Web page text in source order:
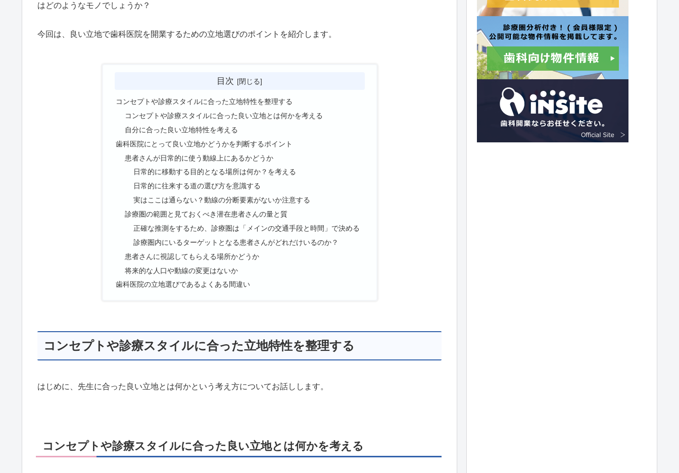
はどのようなモノでしょうか？
今回は、良い立地で歯科医院を開業するための立地選びのポイントを紹介します。
目次
コンセプトや診療スタイルに合った立地特性を整理する
コンセプトや診療スタイルに合った良い立地とは何かを考える
自分に合った良い立地特性を考える
歯科医院にとって良い立地かどうかを判断するポイント
患者さんが日常的に使う動線上にあるかどうか
日常的に移動する目的となる場所は何か？を考える
日常的に往来する道の選び方を意識する
実はここは通らない？動線の分断要素がないか注意する
診療圏の範囲と見ておくべき潜在患者さんの量と質
正確な推測をするため、診療圏は「メインの交通手段と時間」で決める
診療圏内にいるターゲットとなる患者さんがどれだけいるのか？
患者さんに視認してもらえる場所かどうか
将来的な人口や動線の変更はないか
歯科医院の立地選びであるよくある間違い
コンセプトや診療スタイルに合った立地特性を整理する
はじめに、先生に合った良い立地とは何かという考え方についてお話しします。
コンセプトや診療スタイルに合った良い立地とは何かを考える